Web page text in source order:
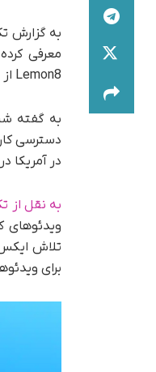
معرفی
Lemon8 از فروشگاه‌های اپلیکیشن آمریکا انجام شده است.
در آمریکا
به نقل از
ویدئوهای
تلاش ایکس
برای